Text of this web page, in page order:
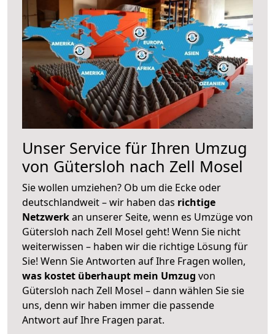
Unser Service für Ihren Umzug
von Gütersloh nach Zell Mosel
Sie wollen umziehen? Ob um die Ecke oder
deutschlandweit – wir haben das richtige
Netzwerkan unserer Seite, wenn es Umzüge von
Gütersloh nach Zell Mosel geht! Wenn Sie nicht
weiterwissen – haben wir die richtige Lösung für
Sie! Wenn Sie Antworten auf Ihre Fragen wollen,
was kostet überhaupt mein Umzug von
Gütersloh nach Zell Mosel – dann wählen Sie sie
uns, denn wir haben immer die passende
Antwort auf Ihre Fragen parat.